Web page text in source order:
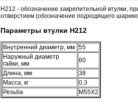
H212 - обозначение закрепительной втулки,
отверстием (обозначение подходящего
Параметры втулки H212
Внутренний диаметр, мм 55
Наружный диаметр
гайки, мм
60
Длина, мм
38
Масса, кг
0,3
Резьба
M55X2